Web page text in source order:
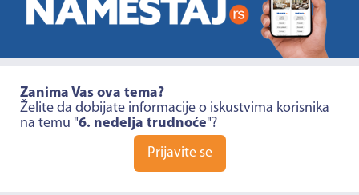
Zanima Vas ova tema?
Želite da dobijate informacije o iskustvima korisnika
na temu "6. nedelja trudnoće"?
Prijavite se